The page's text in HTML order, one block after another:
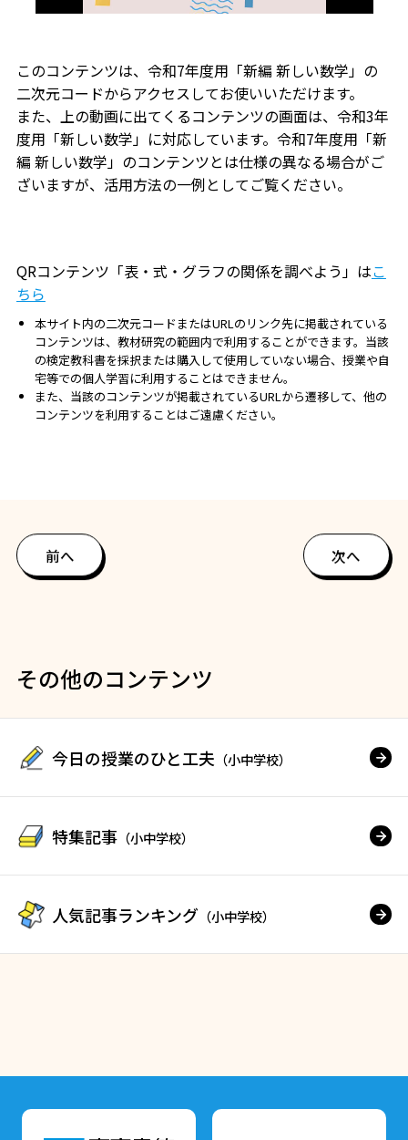
このコンテンツは、令和7年度用「新編 新しい数学」の
二次元コードからアクセスしてお使いいただけます。
また、上の動画に出てくるコンテンツの画面は、令和3年
度用「新しい数学」に対応しています。令和7年度用「新
編 新しい数学」のコンテンツとは仕様の異なる場合がご
ざいますが、活用方法の一例としてご覧ください。
QRコンテンツ「表・式・グラフの関係を調べよう」はこ
ちら
本サイト内の二次元コードまたはURLのリンク先に掲載されている
コンテンツは、教材研究の範囲内で利用することができます。当該
の検定教科書を採択または購入して使用していない場合、授業や自
宅等での個人学習に利用することはできません。
また、当該のコンテンツが掲載されているURLから遷移して、他の
コンテンツを利用することはご遠慮ください。
前へ 次へ
その他のコンテンツ
今日の授業のひと工夫 （小中学校）
特集記事 （小中学校）
人気記事ランキング （小中学校）